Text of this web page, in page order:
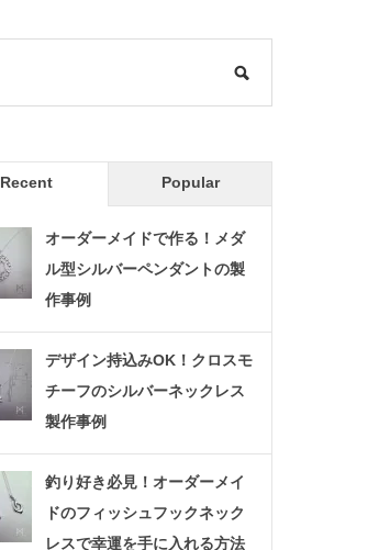
Recent Popular
オーダーメイドで作る！メダ
ル型シルバーペンダントの製
作事例
デザイン持込みOK！クロスモ
チーフのシルバーネックレス
製作事例
釣り好き必見！オーダーメイ
ドのフィッシュフックネック
レスで幸運を手に入れる方法